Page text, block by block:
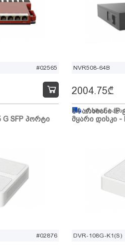
#02565
G SFP პორტი
NVR508-64B
64 არხიანი IP
მყარი დისკი -
2004.75₾
გზაშია,
#02876 DVR-108G-K1(S)